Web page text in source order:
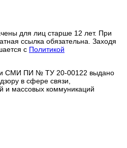
для лиц старше 12 лет. При
ссылка обязательна. Заходя
с Политикой